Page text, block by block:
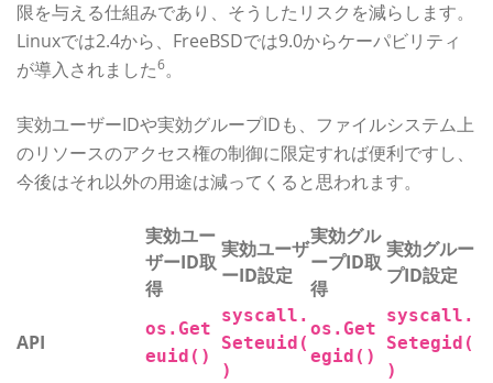
限を与える仕組みであり、そうしたリスクを減らします。
Linuxでは2.4から、FreeBSDでは9.0からケーパビリティ
が導入されました6。
実効ユーザーIDや実効グループIDも、ファイルシステム上
のリソースのアクセス権の制御に限定すれば便利ですし、
今後はそれ以外の用途は減ってくると思われます。
実効ユー
ザーID取
得
実効ユーザ
ーID設定
実効グル
ープID取
得
実効グルー
プID設定
API
os.Get
euid()
syscall.
Seteuid(
)
os.Get
egid()
syscall.
Setegid(
)